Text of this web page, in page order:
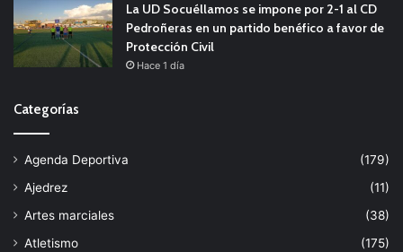
La UD Socuéllamos se impone por 2-1 al CD
Pedroñeras en un partido benéfico a favor de
Protección Civil
Hace 1 día
Categorías
Agenda Deportiva
(179)
Ajedrez
(11)
Artes marciales
(38)
Atletismo
(175)